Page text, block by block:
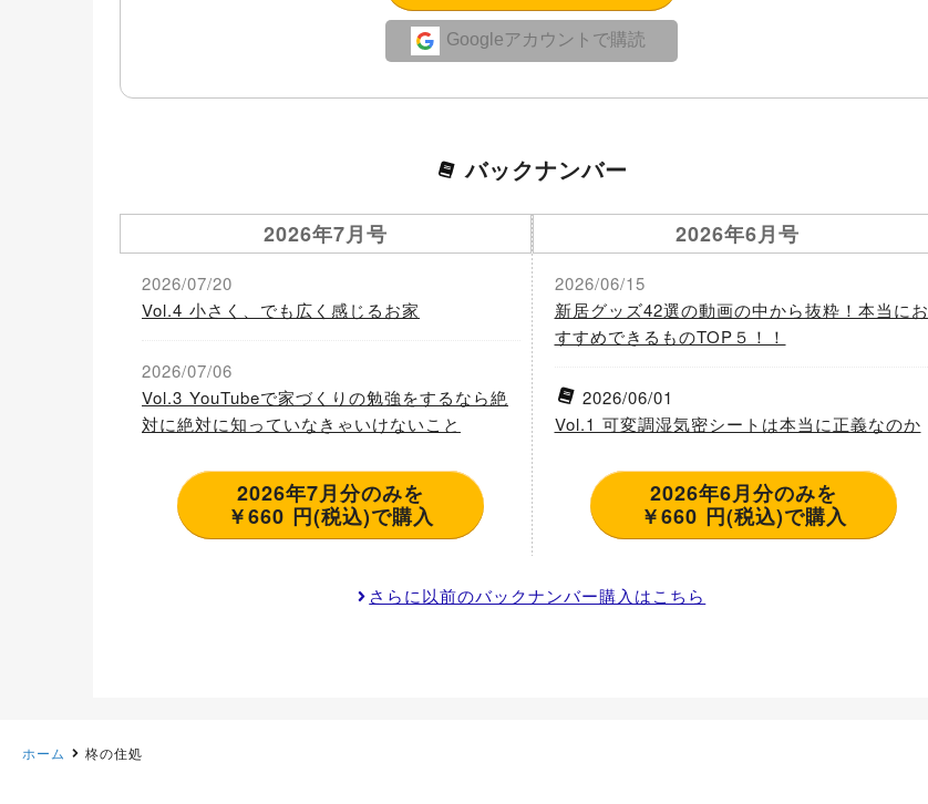
Googleアカウントで購読
バックナンバー
2026年7月号
2026/07/20
Vol.4 小さく、でも広く感じるお家
2026/07/06
Vol.3 YouTubeで家づくりの勉強をするなら絶
対に絶対に知っていなきゃいけないこと
2026年7月分のみを
￥660 円(税込)で購入
2026年6月号
2026/06/15
新居グッズ42選の動画の中から抜粋！本当にお
すすめできるものTOP５！！
2026/06/01
Vol.1 可変調湿気密シートは本当に正義なのか
2026年6月分のみを
￥660 円(税込)で購入
さらに以前のバックナンバー購入はこちら
ホーム 柊の住処